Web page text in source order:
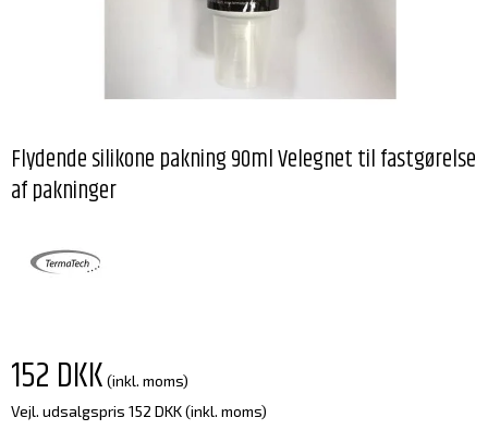
Flydende silikone pakning 90ml Velegnet til fastgørelse
af pakninger
152 DKK (inkl. moms)
Vejl. udsalgspris 152 DKK(inkl. moms)